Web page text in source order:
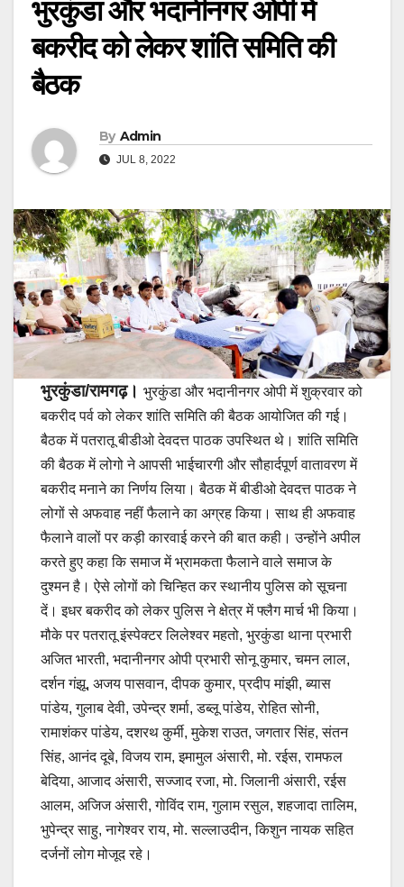
भुरकुंडा और भदानीनगर ओपी में
बकरीद को लेकर शांति समिति की
बैठक
By Admin
JUL 8, 2022
भुरकुंडा/रामगढ़। भुरकुंडा और भदानीनगर ओपी में शुक्रवार को
बकरीद पर्व को लेकर शांति समिति की बैठक आयोजित की गई।
बैठक में पतरातू बीडीओ देवदत्त पाठक उपस्थित थे। शांति समिति
की बैठक में लोगो ने आपसी भाईचारगी और सौहार्दपूर्ण वातावरण में
बकरीद मनाने का निर्णय लिया। बैठक में बीडीओ देवदत्त पाठक ने
लोगों से अफवाह नहीं फैलाने का अग्रह किया। साथ ही अफवाह
फैलाने वालों पर कड़ी कारवाई करने की बात कही। उन्होंने अपील
करते हुए कहा कि समाज में भ्रामकता फैलाने वाले समाज के
दुश्मन है। ऐसे लोगों को चिन्हित कर स्थानीय पुलिस को सूचना
दें। इधर बकरीद को लेकर पुलिस ने क्षेत्र में फ्लैग मार्च भी किया।
मौके पर पतरातू इंस्पेक्टर लिलेश्वर महतो, भुरकुंडा थाना प्रभारी
अजित भारती, भदानीनगर ओपी प्रभारी सोनू कुमार, चमन लाल,
दर्शन गंझू, अजय पासवान, दीपक कुमार, प्रदीप मांझी, ब्यास
पांडेय, गुलाब देवी, उपेन्द्र शर्मा, डब्लू पांडेय, रोहित सोनी,
रामाशंकर पांडेय, दशरथ कुर्मी, मुकेश राउत, जगतार सिंह, संतन
सिंह, आनंद दूबे, विजय राम, इमामुल अंसारी, मो. रईस, रामफल
बेदिया, आजाद अंसारी, सज्जाद रजा, मो. जिलानी अंसारी, रईस
आलम, अजिज अंसारी, गोविंद राम, गुलाम रसुल, शहजादा तालिम,
भुपेन्द्र साहु, नागेश्वर राय, मो. सल्लाउदीन, किशुन नायक सहित
दर्जनों लोग मोजूद रहे।